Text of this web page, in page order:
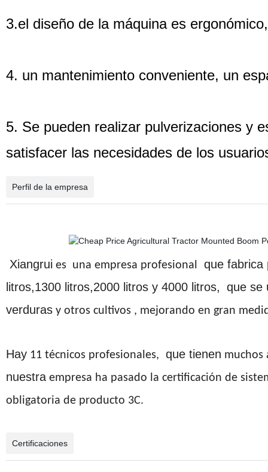
3.el diseño de la máquina es
4. un mantenimiento conveniente, un
5. Se pueden realizar pulverizaciones y
satisfacer las necesidades de los
Perfil de la empresa
Xiangrui es una empresa profesional que fabrica
litros,1300 litros,2000 litros y 4000 litros, que se
verdurasy otros cultivos , mejorando en gran
Hay11técnicos profesionales, que tienen muchos
nuestraempresa ha pasado la certificación de
obligatoria de producto 3C.
Certificaciones